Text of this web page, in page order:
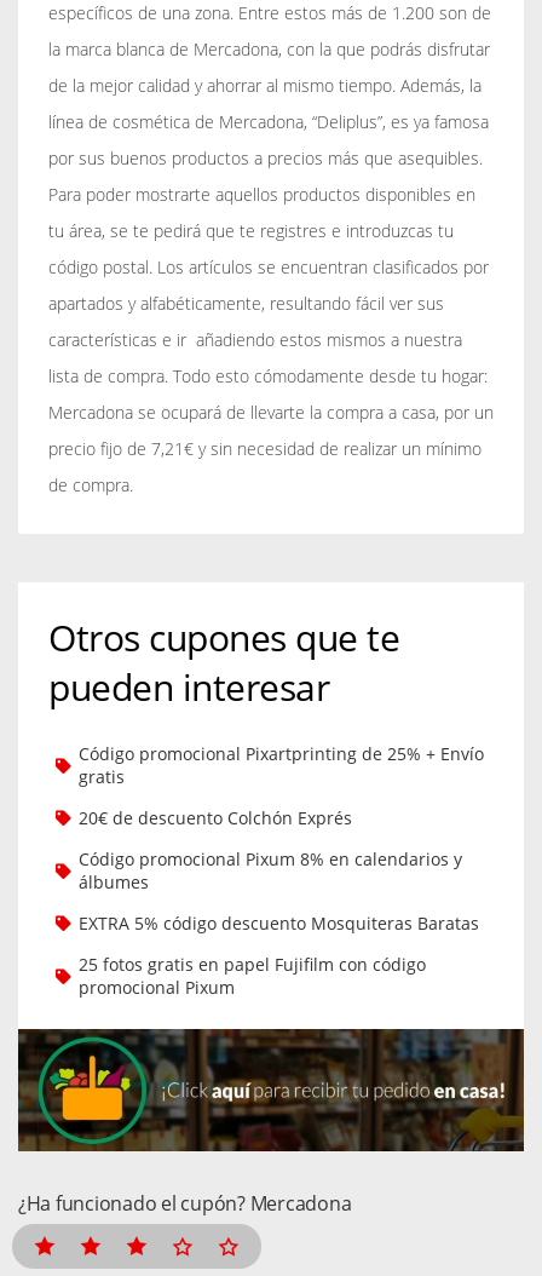
específicos de una zona. Entre estos más de 1.200 son de
la marca blanca de Mercadona, con la que podrás disfrutar
de la mejor calidad y ahorrar al mismo tiempo. Además, la
línea de cosmética de Mercadona, “Deliplus”, es ya famosa
por sus buenos productos a precios más que asequibles.
Para poder mostrarte aquellos productos disponibles en
tu área, se te pedirá que te registres e introduzcas tu
código postal. Los artículos se encuentran clasificados por
apartados y alfabéticamente, resultando fácil ver sus
características e ir añadiendo estos mismos a nuestra
lista de compra. Todo esto cómodamente desde tu hogar:
Mercadona se ocupará de llevarte la compra a casa, por un
precio fijo de 7,21€ y sin necesidad de realizar un mínimo
de compra.
Otros cupones que te
pueden interesar
Código promocional Pixartprinting de 25% + Envío
gratis
20€ de descuento Colchón Exprés
Código promocional Pixum 8% en calendarios y
álbumes
EXTRA 5% código descuento Mosquiteras Baratas
25 fotos gratis en papel Fujifilm con código
promocional Pixum
¿Ha funcionado el cupón? Mercadona